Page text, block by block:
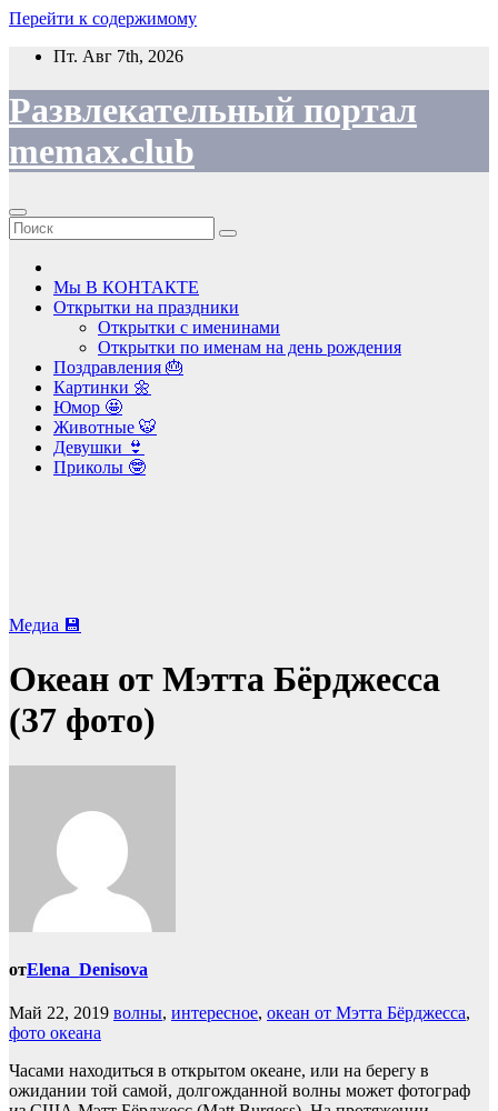
Перейти к содержимому
Пт. Авг 7th, 2026
Развлекательный портал
memax.club
Мы В КОНТАКТЕ
Открытки на праздники
Открытки с именинами
Открытки по именам на день рождения
Поздравления 🎂
Картинки 🌼
Юмор 🤩
Животные 🐯
Девушки 👙
Приколы 🤓
Медиа 💾
Океан от Мэтта Бёрджесса
(37 фото)
отElena_Denisova
Май 22, 2019 волны, интересное, океан от Мэтта Бёрджесса,
фото океана
Часами находиться в открытом океане, или на берегу в
ожидании той самой, долгожданной волны может фотограф